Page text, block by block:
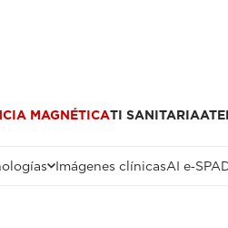
MAGNÉTICATI SANITARIA
Imágenes clínicasAI